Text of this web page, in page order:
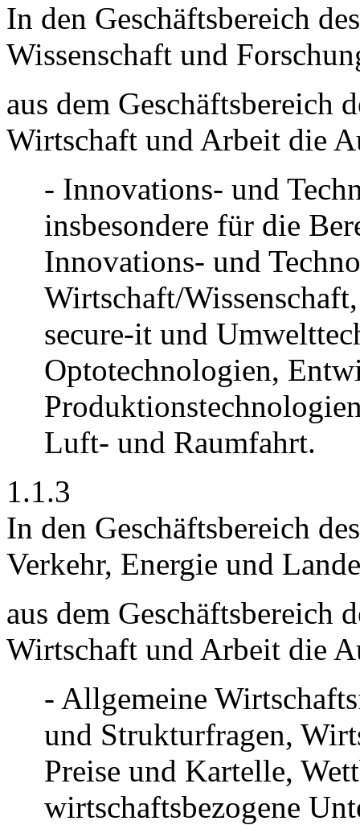
In den Geschäftsbereich
Wissenschaft und
aus dem Geschäftsbereich
Wirtschaft und Arbeit die
- Innovations- und
insbesondere für die
Innovations- und
Wirtschaft/
secure-it und
Optotechnologien,
Luft- und Raumfahrt.
1.1.3
In den Geschäftsbereich
Verkehr, Energie und
aus dem Geschäftsbereich
Wirtschaft und Arbeit die
- Allgemeine
und Strukturfragen,
Preise und Kartelle,
wirtschaftsbezogene